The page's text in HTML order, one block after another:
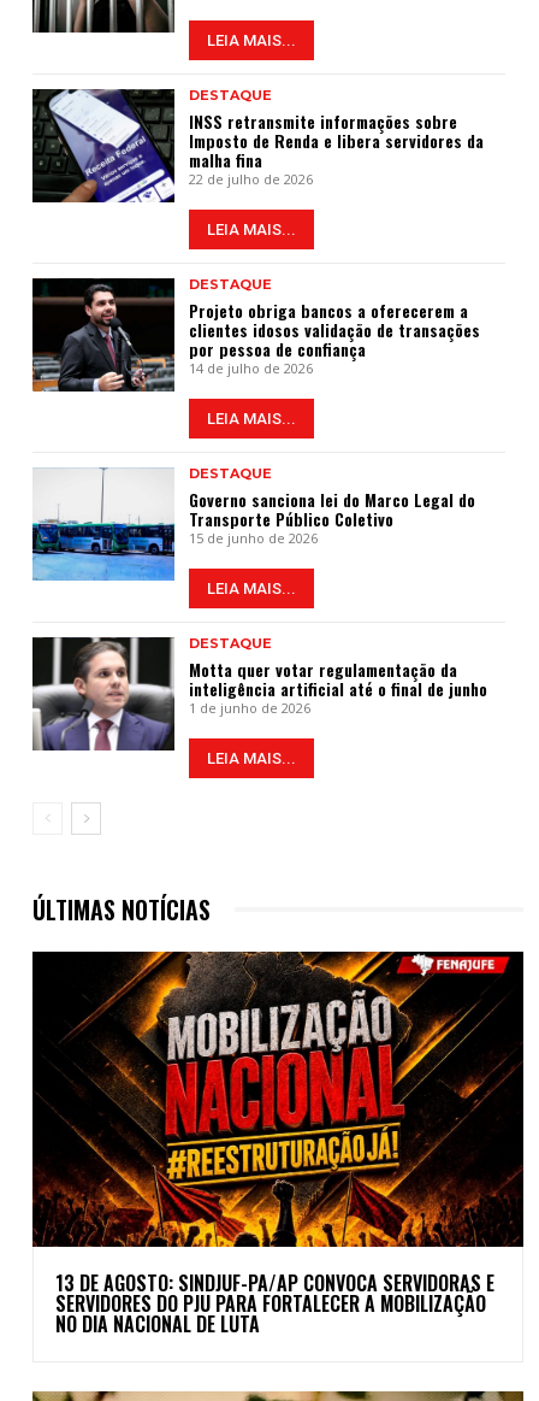
LEIA MAIS...
DESTAQUE
INSS retransmite informações sobre
Imposto de Renda e libera servidores da
malha fina
22 de julho de 2026
LEIA MAIS...
DESTAQUE
Projeto obriga bancos a oferecerem a
clientes idosos validação de transações
por pessoa de confiança
14 de julho de 2026
LEIA MAIS...
DESTAQUE
Governo sanciona lei do Marco Legal do
Transporte Público Coletivo
15 de junho de 2026
LEIA MAIS...
DESTAQUE
Motta quer votar regulamentação da
inteligência artificial até o final de junho
1 de junho de 2026
LEIA MAIS...
ÚLTIMAS NOTÍCIAS
13 DE AGOSTO: SINDJUF-PA/AP CONVOCA SERVIDORAS E
SERVIDORES DO PJU PARA FORTALECER A MOBILIZAÇÃO
NO DIA NACIONAL DE LUTA